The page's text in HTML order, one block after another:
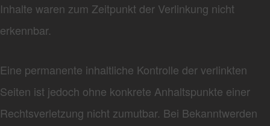
Inhalte waren zum Zeitpunkt der Verlinkung nicht
erkennbar.
Eine permanente inhaltliche Kontrolle der verlinkten
Seiten ist jedoch ohne konkrete Anhaltspunkte einer
Rechtsverletzung nicht zumutbar. Bei Bekanntwerden